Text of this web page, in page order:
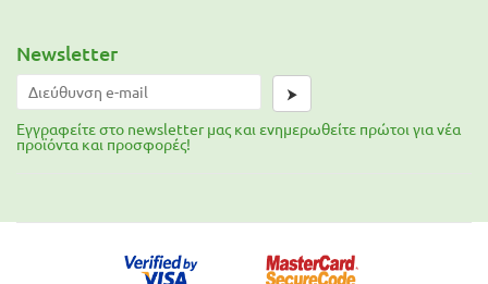
Newsletter
⮞
Εγγραφείτε στο newsletter μας και ενημερωθείτε πρώτοι για νέα
προϊόντα και προσφορές!